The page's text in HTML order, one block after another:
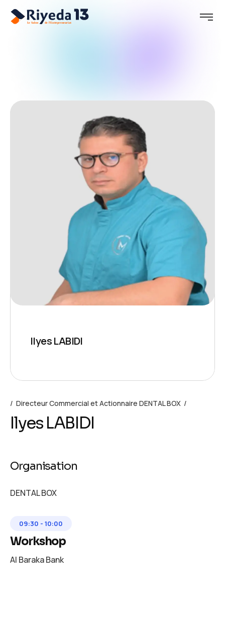
Ilyes LABIDI
Directeur Commercial et Actionnaire DENTAL BOX
Ilyes LABIDI
Organisation
DENTAL BOX
09:30 - 10:00
Workshop
Al Baraka Bank